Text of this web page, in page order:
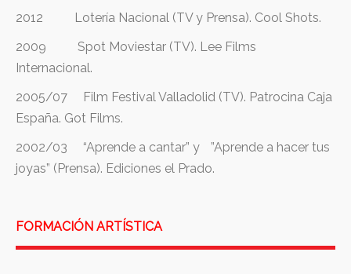
2012 Lotería Nacional (TV y Prensa). Cool Shots.
2009 Spot Moviestar (TV). Lee Films
Internacional.
2005/07 Film Festival Valladolid (TV). Patrocina Caja
España. Got Films.
2002/03 “Aprende a cantar” y ”Aprende a hacer tus
joyas” (Prensa). Ediciones el Prado.
FORMACIÓN ARTÍSTICA